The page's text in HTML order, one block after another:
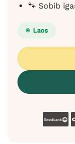
🐾 Sobib
Laos